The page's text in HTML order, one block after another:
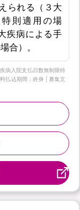
られる（３大
則適用の場
疾病による手
合）。
病入院支払日数無制限特
払込期間：終身 | 募集文